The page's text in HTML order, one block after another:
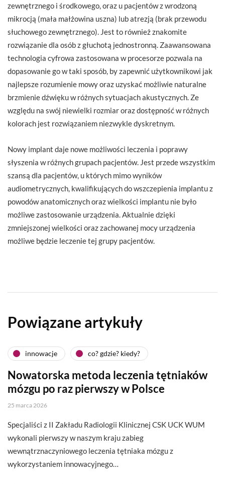
zewnętrznego i środkowego, oraz u pacjentów z wrodzoną
mikrocją (mała małżowina uszna) lub atrezją (brak przewodu
słuchowego zewnętrznego). Jest to również znakomite
rozwiązanie dla osób z głuchotą jednostronną. Zaawansowana
technologia cyfrowa zastosowana w procesorze pozwala na
dopasowanie go w taki sposób, by zapewnić użytkownikowi jak
najlepsze rozumienie mowy oraz uzyskać możliwie naturalne
brzmienie dźwięku w różnych sytuacjach akustycznych. Ze
względu na swój niewielki rozmiar oraz dostępność w różnych
kolorach jest rozwiązaniem niezwykle dyskretnym.
Nowy implant daje nowe możliwości leczenia i poprawy
słyszenia w różnych grupach pacjentów. Jest przede wszystkim
szansą dla pacjentów, u których mimo wyników
audiometrycznych, kwalifikujących do wszczepienia implantu z
powodów anatomicznych oraz wielkości implantu nie było
możliwe zastosowanie urządzenia. Aktualnie dzięki
zmniejszonej wielkości oraz zachowanej mocy urządzenia
możliwe będzie leczenie tej grupy pacjentów.
Powiązane artykuły
innowacje co? gdzie? kiedy?
Nowatorska metoda leczenia tętniaków
mózgu po raz pierwszy w Polsce
25 marca 2026
Specjaliści z II Zakładu Radiologii Klinicznej CSK UCK WUM
wykonali pierwszy w naszym kraju zabieg
wewnątrznaczyniowego leczenia tętniaka mózgu z
wykorzystaniem innowacyjnego…